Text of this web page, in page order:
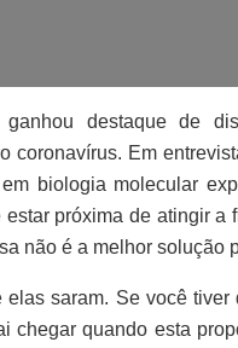
ganhou destaque de
coronavírus. Em
biologia molecular
próxima de atingir a
não é a melhor solução
saram. Se você
chegar quando esta